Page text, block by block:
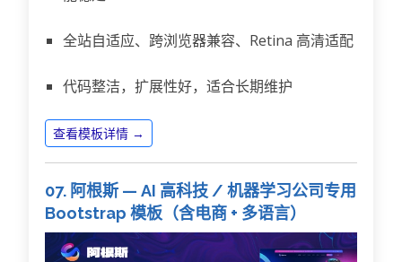
全站自适应、跨浏览器兼容、Retina 高清适配
代码整洁，扩展性好，适合长期维护
查看模板详情 →
07. 阿根斯 — AI 高科技 / 机器学习公司专用
Bootstrap 模板（含电商 + 多语言）